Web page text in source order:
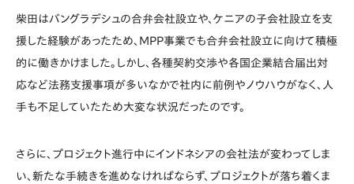
柴田はバングラデシュの合弁会社設立や、ケニアの子会社設立を支
援した経験があったため、MPP事業でも合弁会社設立に向けて積極
的に働きかけました。しかし、各種契約交渉や各国企業結合届出対
応など法務支援事項が多いなかで社内に前例やノウハウがなく、人
手も不足していたため大変な状況だったのです。
さらに、プロジェクト進行中にインドネシアの会社法が変わってしま
い、新たな手続きを進めなければならず、プロジェクトが落ち着くま